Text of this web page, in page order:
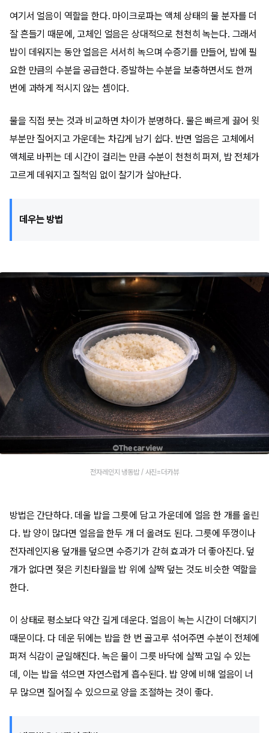
여기서 얼음이 역할을 한다. 마이크로파는 액체 상태의 물 분자를 더
잘 흔들기 때문에, 고체인 얼음은 상대적으로 천천히 녹는다. 그래서
밥이 데워지는 동안 얼음은 서서히 녹으며 수증기를 만들어, 밥에 필
요한 만큼의 수분을 공급한다. 증발하는 수분을 보충하면서도 한꺼
번에 과하게 적시지 않는 셈이다.
물을 직접 붓는 것과 비교하면 차이가 분명하다. 물은 빠르게 끓어 윗
부분만 질어지고 가운데는 차갑게 남기 쉽다. 반면 얼음은 고체에서
액체로 바뀌는 데 시간이 걸리는 만큼 수분이 천천히 퍼져, 밥 전체가
고르게 데워지고 질척임 없이 찰기가 살아난다.
데우는 방법
전자레인지 냉동밥 / 사진=더카뷰
방법은 간단하다. 데울 밥을 그릇에 담고 가운데에 얼음 한 개를 올린
다. 밥 양이 많다면 얼음을 한두 개 더 올려도 된다. 그릇에 뚜껑이나
전자레인지용 덮개를 덮으면 수증기가 갇혀 효과가 더 좋아진다. 덮
개가 없다면 젖은 키친타월을 밥 위에 살짝 덮는 것도 비슷한 역할을
한다.
이 상태로 평소보다 약간 길게 데운다. 얼음이 녹는 시간이 더해지기
때문이다. 다 데운 뒤에는 밥을 한 번 골고루 섞어주면 수분이 전체에
퍼져 식감이 균일해진다. 녹은 물이 그릇 바닥에 살짝 고일 수 있는
데, 이는 밥을 섞으면 자연스럽게 흡수된다. 밥 양에 비해 얼음이 너
무 많으면 질어질 수 있으므로 양을 조절하는 것이 좋다.